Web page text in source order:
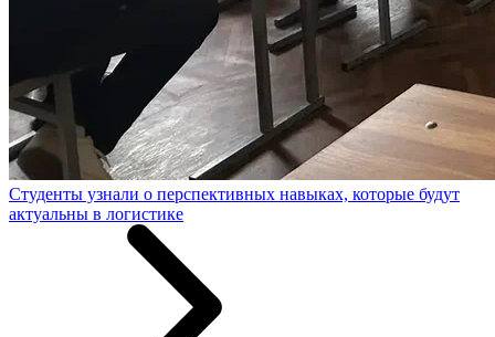
Студенты узнали о перспективных навыках, которые будут
актуальны в логистике